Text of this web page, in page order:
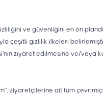
ve güvenliğini en ön
çeşitli gizlilik ilkeleri
ziyaret edilmesine ve/veya
ziyaretçilerine ait tüm